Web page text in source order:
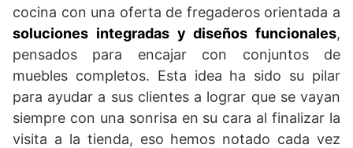
cocina con una oferta de fregaderos orientada a
soluciones integradas y diseños funcionales,
pensados para encajar con conjuntos de
muebles completos. Esta idea ha sido su pilar
para ayudar a sus clientes a lograr que se vayan
siempre con una sonrisa en su cara al finalizar la
visita a la tienda, eso hemos notado cada vez